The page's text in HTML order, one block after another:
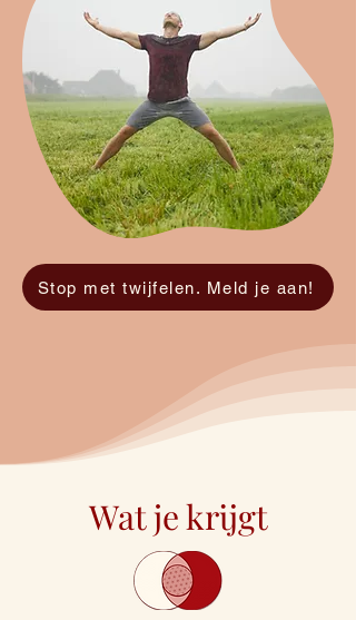
Stop met twijfelen. Meld je aan!
Wat je krijgt